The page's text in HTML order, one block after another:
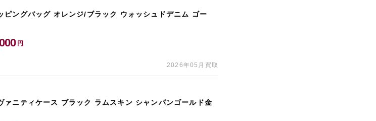
ピングバッグ オレンジ/ブラック ウォッシュドデニム ゴー
円
2026年05月買取
ァニティケース ブラック ラムスキン シャンパンゴールド金